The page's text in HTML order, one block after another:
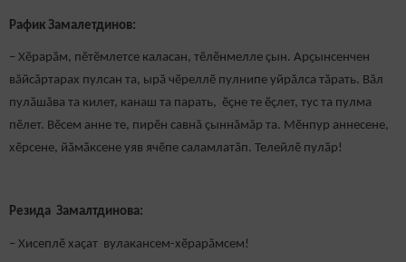
Рафик Замалетдинов:
– Хӗрарӑм, пӗтӗмлетсе каласан, тӗлӗнмелле çын. Арҫынсенчен
вăйсăртарах пулсан та, ырă чӗреллӗ пулнипе уйрăлса тăрать. Вăл
пулӑшăва та килет, канаш та парать, ӗҫне те ӗçлет, тус та пулма
пӗлет. Вӗсем анне те, пирӗн савнă çыннăмăр та. Мӗнпур аннесене,
хӗрсене, йӑмӑксене уяв ячӗпе саламлатӑп. Телейлӗ пулӑр!
Резида Замалтдинова:
– Хисеплӗ хаçат вулакансем-хӗрарăмсем!